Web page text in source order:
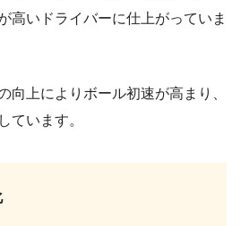
高いドライバーに仕上がっていま
向上によりボール初速が高まり、
ています。